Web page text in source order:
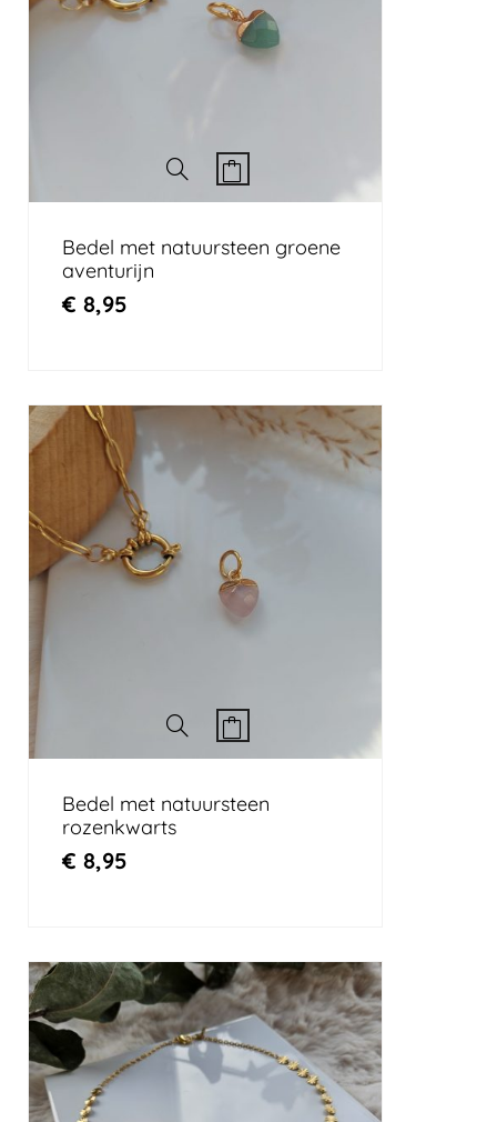
Bedel met natuursteen groene
aventurijn
€ 8,95
Bedel met natuursteen
rozenkwarts
€ 8,95